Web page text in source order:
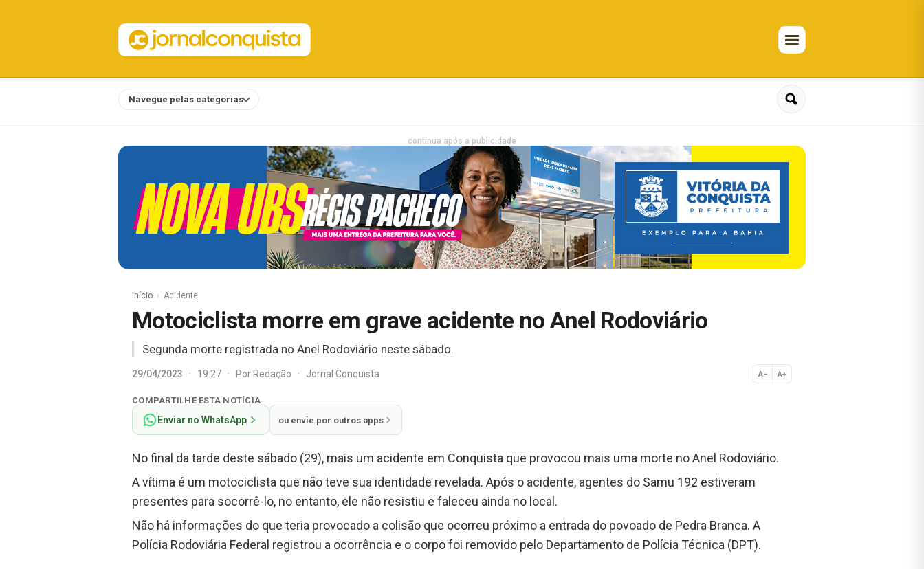
Navegue pelas categorias
continua após a publicidade
Início Acidente
Motociclista morre em grave acidente no Anel Rodoviário
Segunda morte registrada no Anel Rodoviário neste sábado.
29/04/2023 · 19:27 · PorRedação · Jornal Conquista A− A+
Normal
COMPARTILHE ESTA NOTÍCIA
Enviar no WhatsApp ou envie por outros apps
No final da tarde deste sábado (29), mais um acidente em Conquista que provocou mais uma morte no Anel Rodoviário.
A vítima é um motociclista que não teve sua identidade revelada. Após o acidente, agentes do Samu 192 estiveram
presentes para socorrê-lo, no entanto, ele não resistiu e faleceu ainda no local.
Não há informações do que teria provocado a colisão que ocorreu próximo a entrada do povoado de Pedra Branca. A
Polícia Rodoviária Federal registrou a ocorrência e o corpo foi removido pelo Departamento de Polícia Técnica (DPT).